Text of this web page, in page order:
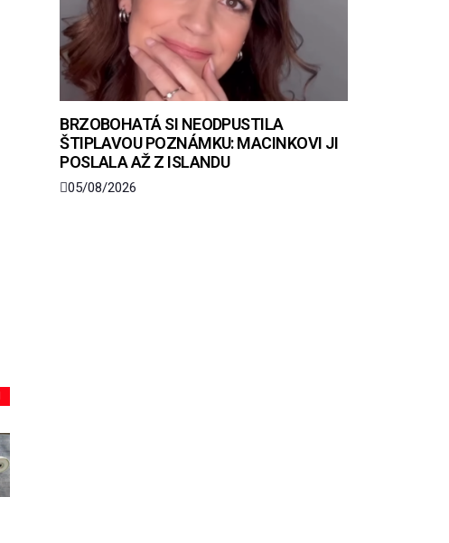
BRZOBOHATÁ SI NEODPUSTILA
ŠTIPLAVOU POZNÁMKU: MACINKOVI JI
POSLALA AŽ Z ISLANDU
05/08/2026